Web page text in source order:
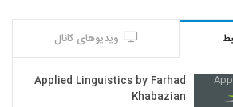
ویدیوهای کانال
Applied Linguistics by Farhad
Khabazian